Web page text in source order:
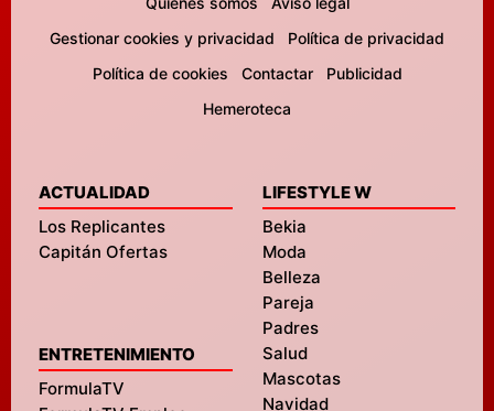
Gestionar cookies y privacidad
Política de privacidad
Política de cookies
Contactar
Publicidad
Hemeroteca
ACTUALIDAD
Los Replicantes
Capitán Ofertas
ENTRETENIMIENTO
FormulaTV
LIFESTYLE W
Bekia
Moda
Belleza
Pareja
Padres
Salud
Mascotas
Navidad